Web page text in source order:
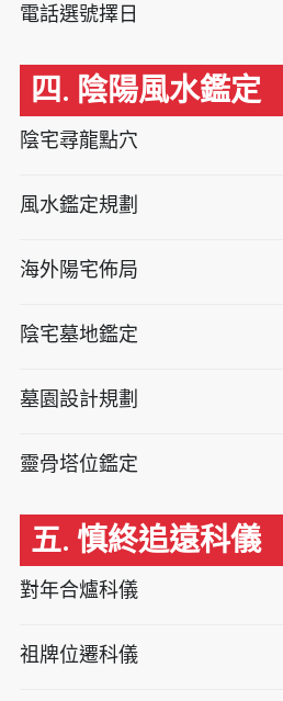
電話選號擇日
四. 陰陽風水鑑定
陰宅尋龍點穴
風水鑑定規劃
海外陽宅佈局
陰宅墓地鑑定
墓園設計規劃
靈骨塔位鑑定
五. 慎終追遠科儀
對年合爐科儀
祖牌位遷科儀